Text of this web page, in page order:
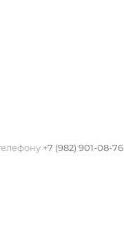
+7 (982) 901-08-76